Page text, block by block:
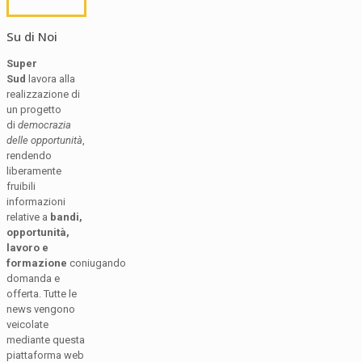
Su di Noi
Super
Sud lavora alla
realizzazione di
un progetto
di democrazia
delle opportunità
rendendo
liberamente
fruibili
informazioni
relative a bandi,
opportunità,
lavoro e
formazione coniugando
domanda e
offerta. Tutte le
news vengono
veicolate
mediante questa
piattaforma web